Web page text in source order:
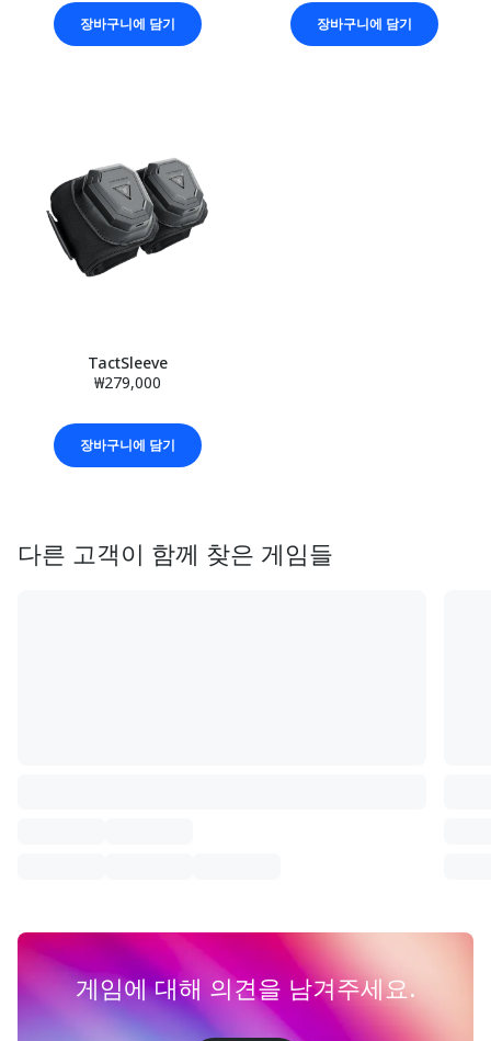
장바구니에 담기 장바구니에 담기
TactSleeve
₩279,000
장바구니에 담기
다른 고객이 함께 찾은 게임들
게임에 대해 의견을 남겨주세요.